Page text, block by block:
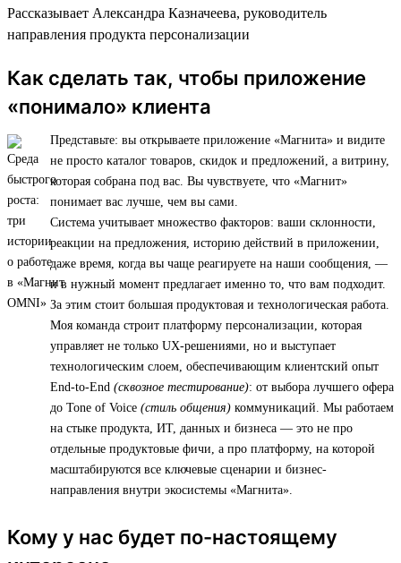
Рассказывает Александра Казначеева, руководитель
направления продукта персонализации
Как сделать так, чтобы приложение
«понимало» клиента
Представьте: вы открываете приложение «Магнита» и видите
не просто каталог товаров, скидок и предложений, а витрину,
которая собрана под вас. Вы чувствуете, что «Магнит»
понимает вас лучше, чем вы сами.
Система учитывает множество факторов: ваши склонности,
реакции на предложения, историю действий в приложении,
даже время, когда вы чаще реагируете на наши сообщения, —
и в нужный момент предлагает именно то, что вам подходит.
За этим стоит большая продуктовая и технологическая работа.
Моя команда строит платформу персонализации, которая
управляет не только UX-решениями, но и выступает
технологическим слоем, обеспечивающим клиентский опыт
End-to-End (сквозное тестирование): от выбора лучшего офера
до Tone of Voice (стиль общения) коммуникаций. Мы работаем
на стыке продукта, ИТ, данных и бизнеса — это не про
отдельные продуктовые фичи, а про платформу, на которой
масштабируются все ключевые сценарии и бизнес-
направления внутри экосистемы «Магнита».
Кому у нас будет по-настоящему